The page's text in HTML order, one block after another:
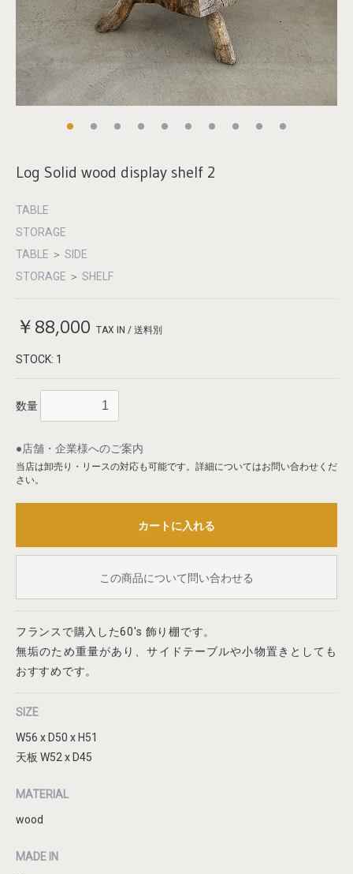
Log Solid wood display shelf 2
TABLE
STORAGE
TABLE ＞ SIDE
STORAGE ＞ SHELF
￥88,000 TAX IN / 送料別
STOCK: 1
数量
●店舗・企業様へのご案内
当店は卸売り・リースの対応も可能です。詳細についてはお問い合わせくだ
さい。
カートに入れる
この商品について問い合わせる
フランスで購入した60's 飾り棚です。
無垢のため重量があり、サイドテーブルや小物置きとしても
おすすめです。
SIZE
W56 x D50 x H51
天板 W52 x D45
MATERIAL
wood
MADE IN